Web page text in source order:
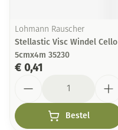
Lohmann Rauscher
Stellastic Visc Windel Cello
5cmx4m 35230
€ 0,41
Bestel